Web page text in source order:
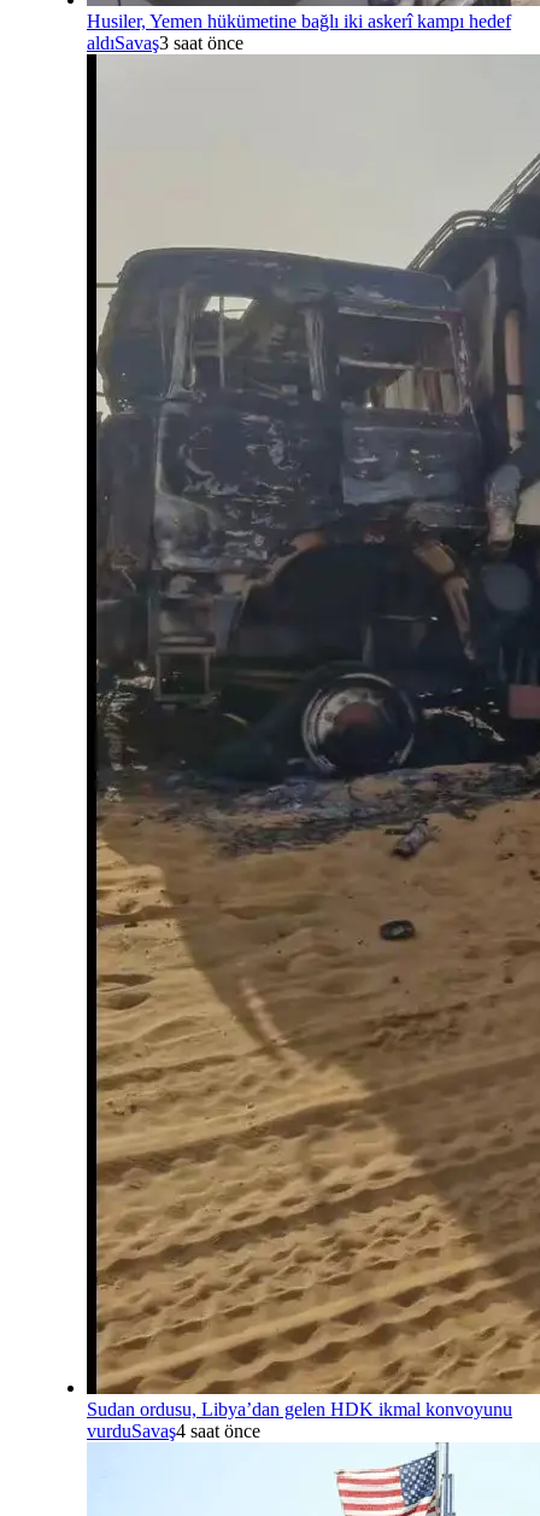
Husiler, Yemen hükümetine bağlı iki askerî kampı hedef
aldıSavaş3 saat önce
Sudan ordusu, Libya’dan gelen HDK ikmal konvoyunu
vurduSavaş4 saat önce